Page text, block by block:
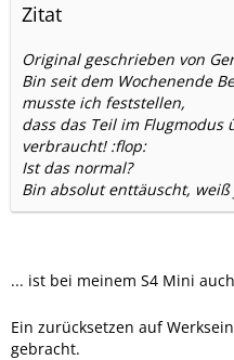
Zitat
Original geschrieben von
Bin seit dem Wochenende
musste ich feststellen,
dass das Teil im Flugmodus
verbraucht! :flop:
Ist das normal?
Bin absolut enttäuscht,
... ist bei meinem S4 Mini
Ein zurücksetzen auf
gebracht.